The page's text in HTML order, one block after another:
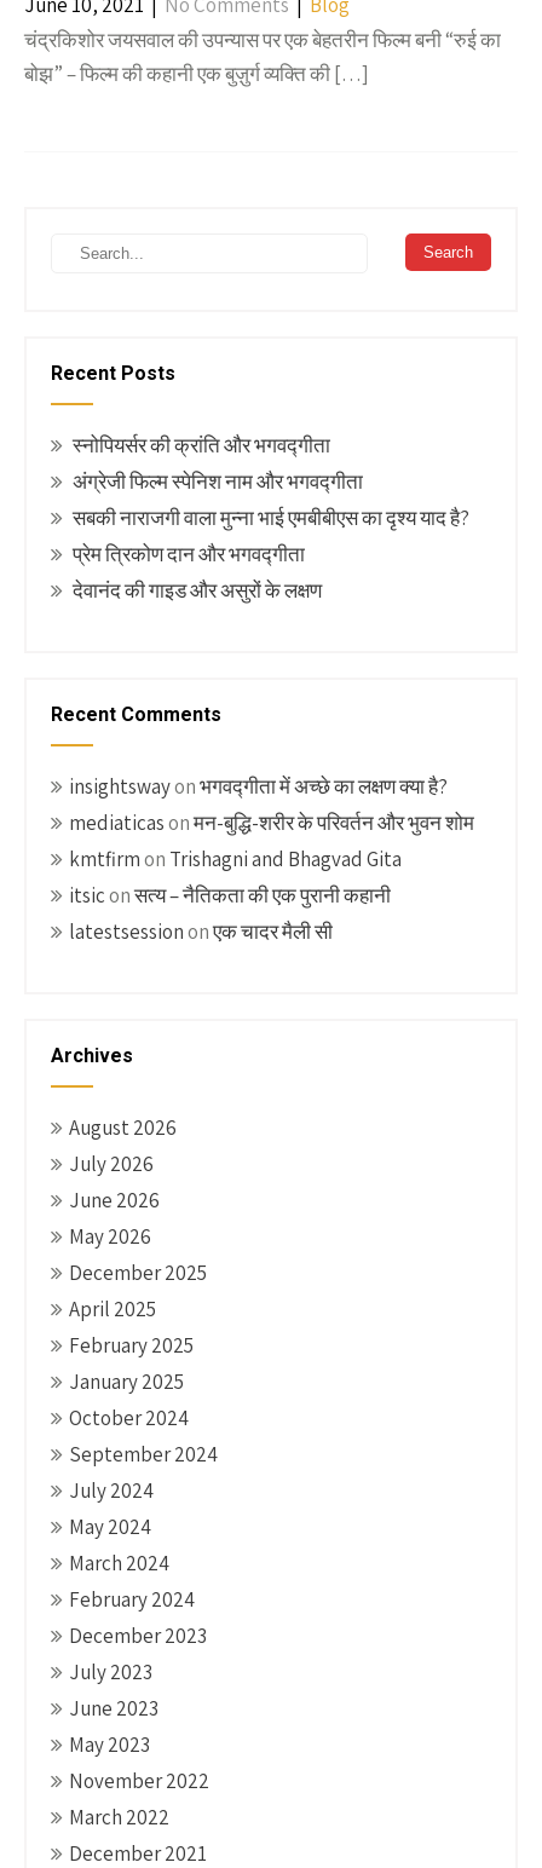
चंद्रकिशोर जयसवाल की उपन्यास पर एक बेहतरीन फिल्म बनी “रुई का
बोझ” – फिल्म की कहानी एक बुज़ुर्ग व्यक्ति की […]
Recent Posts
स्नोपियर्सर की क्रांति और भगवद्गीता
अंग्रेजी फिल्म स्पेनिश नाम और भगवद्गीता
सबकी नाराजगी वाला मुन्ना भाई एमबीबीएस का दृश्य याद है?
प्रेम त्रिकोण दान और भगवद्गीता
देवानंद की गाइड और असुरों के लक्षण
Recent Comments
insightswayonभगवद्गीता में अच्छे का लक्षण क्या है?
mediaticasonमन-बुद्धि-शरीर के परिवर्तन और भुवन शोम
kmtfirmon Trishagni and Bhagvad Gita
itsiconसत्य – नैतिकता की एक पुरानी कहानी
latestsessiononएक चादर मैली सी
Archives
August 2026
July 2026
June 2026
May 2026
December 2025
April 2025
February 2025
January 2025
October 2024
September 2024
July 2024
May 2024
March 2024
February 2024
December 2023
July 2023
June 2023
May 2023
November 2022
March 2022
December 2021